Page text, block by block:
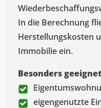
In die Berechnung
Herstellungskosten
Immobilie ein.
Besonders
eigengenutzte